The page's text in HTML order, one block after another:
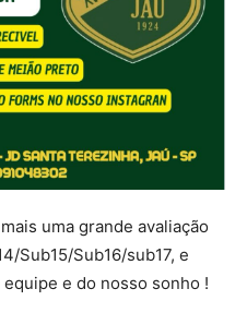
uma grande avaliação
Sub15/Sub16/sub17, e
e do nosso sonho !